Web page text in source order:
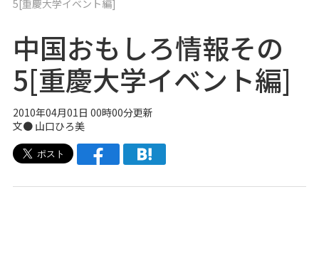
5[重慶大学イベント編]
中国おもしろ情報その
5[重慶大学イベント編]
2010年04月01日 00時00分更新
文● 山口ひろ美